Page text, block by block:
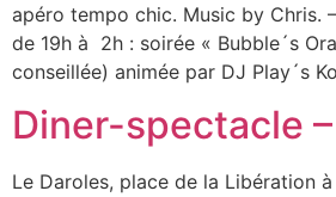
apéro tempo chic. Music by Chris.
de 19h à 2h : soirée « Bubble´s
conseillée) animée par DJ Play´s
Diner-spectacle
Le Daroles, place de la Libération